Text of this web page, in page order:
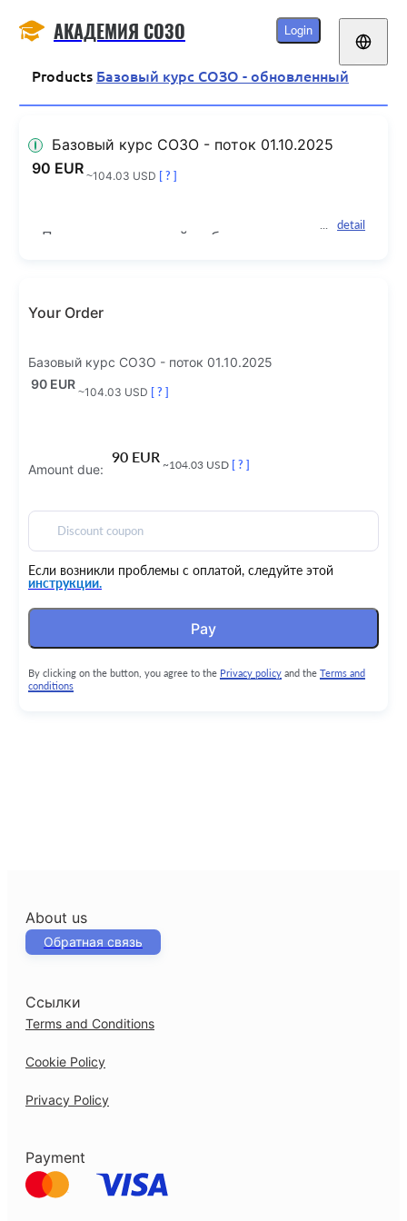
АКАДЕМИЯ СОЗО Login
Products Базовый курс СОЗО - обновленный
Базовый курс СОЗО - поток 01.10.2025
90 EUR~104.03 USD [ ? ]
Полноценное онлайн-обучение,
17 видеоуроков. Более 13 часов
detail
Your Order
Базовый курс СОЗО - поток 01.10.2025
90 EUR
~104.03 USD [ ? ]
Amount due:
90 EUR~104.03 USD [ ? ]
Discount coupon
Если возникли проблемы с оплатой, следуйте этой
инструкции.
Pay
By clicking on the button, you agree to the Privacy policyand the Terms and
conditions
About us
Обратная связь
Ссылки
Terms and Conditions
Cookie Policy
Privacy Policy
Payment